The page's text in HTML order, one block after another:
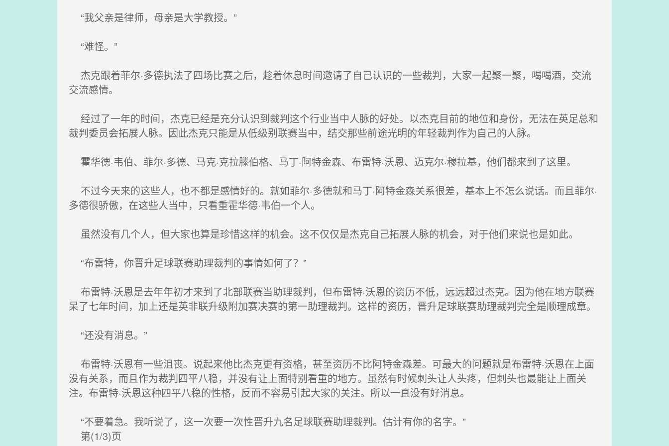
“我父亲是律师，母亲是大学教授。”
“难怪。”
杰克跟着菲尔·多德执法了四场比赛之后，趁着休息时间邀请了自己认识的一些裁判，大家一起聚一聚，喝喝酒，交流
交流感情。
经过了一年的时间，杰克已经是充分认识到裁判这个行业当中人脉的好处。以杰克目前的地位和身份，无法在英足总和
裁判委员会拓展人脉。因此杰克只能是从低级别联赛当中，结交那些前途光明的年轻裁判作为自己的人脉。
霍华德·韦伯、菲尔·多德、马克·克拉滕伯格、马丁·阿特金森、布雷特·沃恩、迈克尔·穆拉基，他们都来到了这里。
不过今天来的这些人，也不都是感情好的。就如菲尔·多德就和马丁·阿特金森关系很差，基本上不怎么说话。而且菲尔·
多德很骄傲，在这些人当中，只看重霍华德·韦伯一个人。
虽然没有几个人，但大家也算是珍惜这样的机会。这不仅仅是杰克自己拓展人脉的机会，对于他们来说也是如此。
“布雷特，你晋升足球联赛助理裁判的事情如何了？”
布雷特·沃恩是去年年初才来到了北部联赛当助理裁判，但布雷特·沃恩的资历不低，远远超过杰克。因为他在地方联赛
呆了七年时间，加上还是英非联升级附加赛决赛的第一助理裁判。这样的资历，晋升足球联赛助理裁判完全是顺理成章。
“还没有消息。”
布雷特·沃恩有一些沮丧。说起来他比杰克更有资格，甚至资历不比阿特金森差。可最大的问题就是布雷特·沃恩在上面
没有关系，而且作为裁判四平八稳，并没有让上面特别看重的地方。虽然有时候刺头让人头疼，但刺头也最能让上面关
注。布雷特·沃恩这种四平八稳的性格，反而不容易引起大家的关注。所以一直没有好消息。
“不要着急。我听说了，这一次要一次性晋升九名足球联赛助理裁判。估计有你的名字。”
第(1/3)页